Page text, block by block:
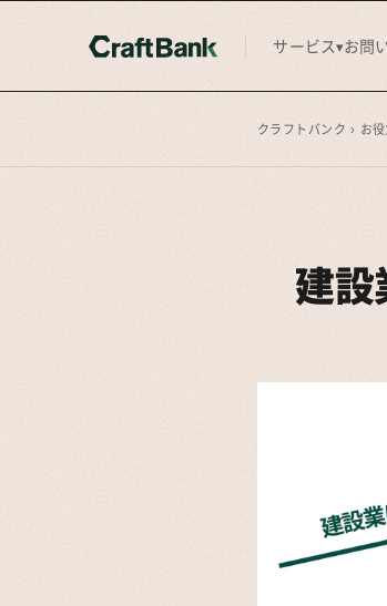
サービス▾お問
クラフトバンク › お
建設